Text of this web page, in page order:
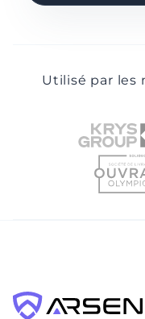
pourrez
Utilisé par les